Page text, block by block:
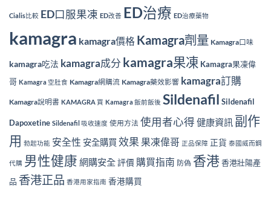
Cialis比較 ED口服果凍 ED改善 ED治療 ED治療藥物
kamagra kamagra價格 Kamagra劑量 Kamagra口味
kamagra吃法 kamagra成分 kamagra果凍 Kamagra果凍偉
哥 Kamagra 空肚食 Kamagra網購流 Kamagra藥效影響 kamagra訂購
Kamagra說明書 KAMAGRA 買 Kamagra 飯前飯後 Sildenafil Sildenafil
Dapoxetine Sildenafil 吸收速度 使用方法 使用者心得 健康資訊 副作
用 勃起功能 安全性 安全購買 效果 果凍偉哥 正品保障 正貨 泰國威而鋼
代購 男性健康 網購安全評價 購買指南 防偽 香港香港壯陽產
品 香港正品 香港用家指南 香港購買